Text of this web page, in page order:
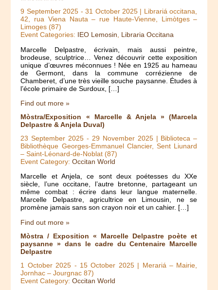
9 September 2025 -31 October 2025| Librariá occitana,
42, rua Viena Nauta – rue Haute-Vienne, Limòtges –
Limoges (87)
Event Categories: IEO Lemosin, Libraria Occitana
Marcelle Delpastre, écrivain, mais aussi peintre,
brodeuse, sculptrice… Venez découvrir cette exposition
unique d’œuvres méconnues ! Née en 1925 au hameau
de Germont, dans la commune corrézienne de
Chamberet, d’une très vieille souche paysanne. Études à
l’école primaire de Surdoux, […]
Find out more »
Mòstra/Exposition « Marcelle & Anjela » (Marcela
Delpastre & Anjela Duval)
23 September 2025 - 29 November 2025| Biblioteca –
Bibliothèque Georges-Emmanuel Clancier, Sent Liunard
– Saint-Léonard-de-Noblat (87)
Event Category:Occitan World
Marcelle et Anjela, ce sont deux poétesses du XXe
siècle, l’une occitane, l’autre bretonne, partageant un
même combat : écrire dans leur langue maternelle.
Marcelle Delpastre, agricultrice en Limousin, ne se
promène jamais sans son crayon noir et un cahier. […]
Find out more »
Mòstra / Exposition « Marcelle Delpastre poète et
paysanne » dans le cadre du Centenaire Marcelle
Delpastre
1 October 2025 - 15 October 2025| Merariá – Mairie,
Jornhac – Jourgnac 87)
Event Category:Occitan World